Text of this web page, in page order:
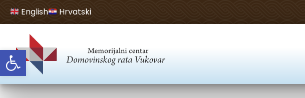
Open toolbar
English Hrvatski